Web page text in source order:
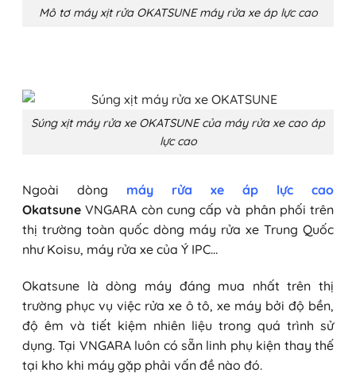
Mô tơ máy xịt rửa OKATSUNE máy rửa xe áp lực cao
Súng xịt máy rửa xe OKATSUNE của máy rửa xe cao áp
lực cao
Ngoài dòng máy rửa xe áp lực cao
Okatsune VNGARA còn cung cấp và phân phối trên
thị trường toàn quốc dòng máy rửa xe Trung Quốc
như Koisu, máy rửa xe của Ý IPC…
Okatsune là dòng máy đáng mua nhất trên thị
trường phục vụ việc rửa xe ô tô, xe máy bởi độ bền,
độ êm và tiết kiệm nhiên liệu trong quá trình sử
dụng. Tại VNGARA luôn có sẵn linh phụ kiện thay thế
tại kho khi máy gặp phải vấn đề nào đó.